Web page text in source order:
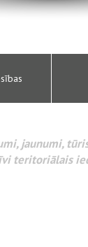
jaunumi,
teritoriālais